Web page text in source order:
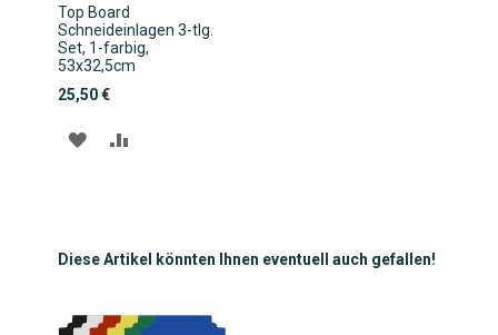
Top Board
Schneideinlagen 3-tlg.
Set, 1-farbig,
53x32,5cm
25,50 €
ZUR
Diese Artikel könnten Ihnen eventuell auch gefallen!